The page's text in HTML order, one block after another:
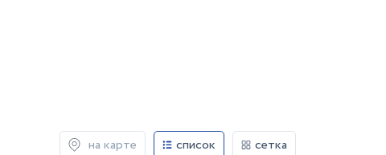
на карте список сетка